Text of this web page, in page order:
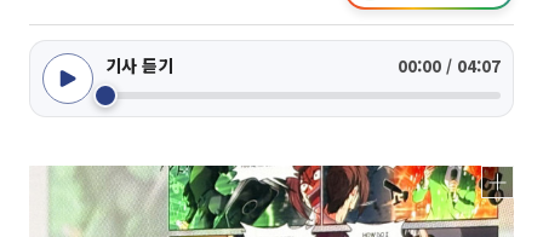
기사 듣기 00:00 / 04:07